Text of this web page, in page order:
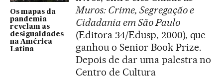
Os mapas da
pandemia
revelam as
desigualdades
na América
Latina
Muros: Crime, Segregação e
Cidadania em São Paulo
(Editora 34/Edusp, 2000), que
ganhou o Senior Book Prize.
Depois de dar uma palestra no
Centro de Cultura